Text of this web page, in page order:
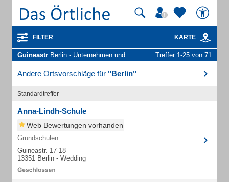
FILTER KARTE
Guineastr Berlin - Unternehmen und Personen Treffer 1-25 von 71
Andere Ortsvorschläge für "Berlin"
Standardtreffer
Anna-Lindh-Schule
Web Bewertungen vorhanden
Grundschulen
Guineastr. 17-18
13351 Berlin - Wedding